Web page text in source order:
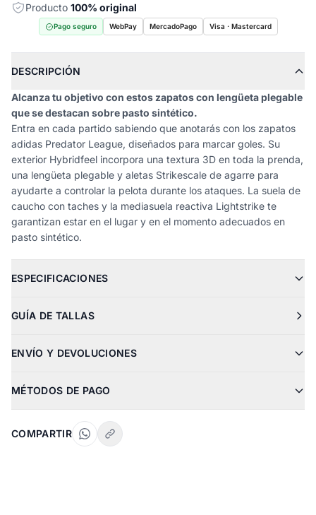
Producto 100% original
Pago seguro WebPay MercadoPago Visa · Mastercard
DESCRIPCIÓN
Alcanza tu objetivo con estos zapatos con lengüeta plegable
que se destacan sobre pasto sintético.
Entra en cada partido sabiendo que anotarás con los zapatos
adidas Predator League, diseñados para marcar goles. Su
exterior Hybridfeel incorpora una textura 3D en toda la prenda,
una lengüeta plegable y aletas Strikescale de agarre para
ayudarte a controlar la pelota durante los ataques. La suela de
caucho con taches y la mediasuela reactiva Lightstrike te
garantizan estar en el lugar y en el momento adecuados en
pasto sintético.
ESPECIFICACIONES
GUÍA DE TALLAS
ENVÍO Y DEVOLUCIONES
MÉTODOS DE PAGO
COMPARTIR